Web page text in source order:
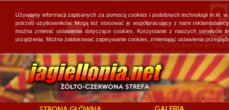
Używamy informacji zapisanych za pomocą cookies i podobnych technologii
potrzeb użytkowników. Mogą też stosować je współpracujący z nami
można zmienić ustawienia dotyczące cookies. Korzystanie z naszych
urządzenia. Można zablokować zapisywanie cookies, zmieniając ustawienia